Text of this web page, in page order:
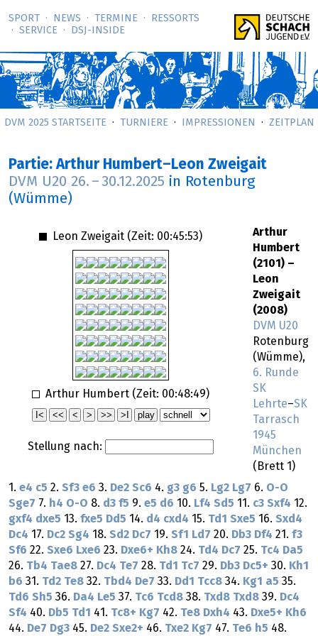
SPORT NEWS TERMINE
RESSORTS
SERVICE
DSJ-­INSIDE
DVM 2025 STARTSEITE TURNIERE IMPRESSIONEN ZEITPLAN
Partie: Arthur Humbert–Leon Zweigait
DVM U20 26. – 30.12.2025 in Rotenburg
(Wümme)
Leon Zweigait (Zeit: 00:45:53)
Arthur Humbert (Zeit: 00:48:49)
Stellung nach:
Arthur
Humbert
(2101) –
Leon
Zweigait
(2008)
DVM U20
Rotenburg
(Wümme),
6. Runde
SK
Lehrte–SK
Tarrasch
1945
München
(Brett 1)
1. e4 c5 2. Sf3 e6 3. De2 Sc6 4. g3 g6 5. Lg2 Lg7 6. O-O
Sge7 7. h4 O-O 8. d3 f5 9. e5 d6 10. Lf4 Sd5 11. c3 Sxf4 12.
gxf4 dxe5 13. fxe5 Dd5 14. d4 cxd4 15. Td1 Sxe5 16. Sxd4
Dc4 17. Dc2 Sg4 18. Sd2 Dc7 19. Sf1 Ld7 20. Db3 Df4 21. f3
Sf6 22. Sxe6 Lxe6 23. Dxe6+ Kh8 24. Td4 Dc7 25. Tc4 Da5
26. Tb4 Tae8 27. Dc4 Te7 28. Td1 Tc7 29. Db3 Dc5+ 30. Kh1
b6 31. Td2 Te8 32. Tbd4 De7 33. Dd1 Tcc8 34. Kg1 a5 35.
Td6 Sh5 36. Da4 Le5 37. Tc6 Tcd8 38. Txd8 Txd8 39. Dc4
Sf4 40. Db5 Td1 41. Tc8+ Kg7 42. Te8 Dxh4 43. Dxe5+ Kh6
44. De7 Dg3 45. De2 Sxe2+ 46. Txe2 Kg7 47. Te6 h5 48.